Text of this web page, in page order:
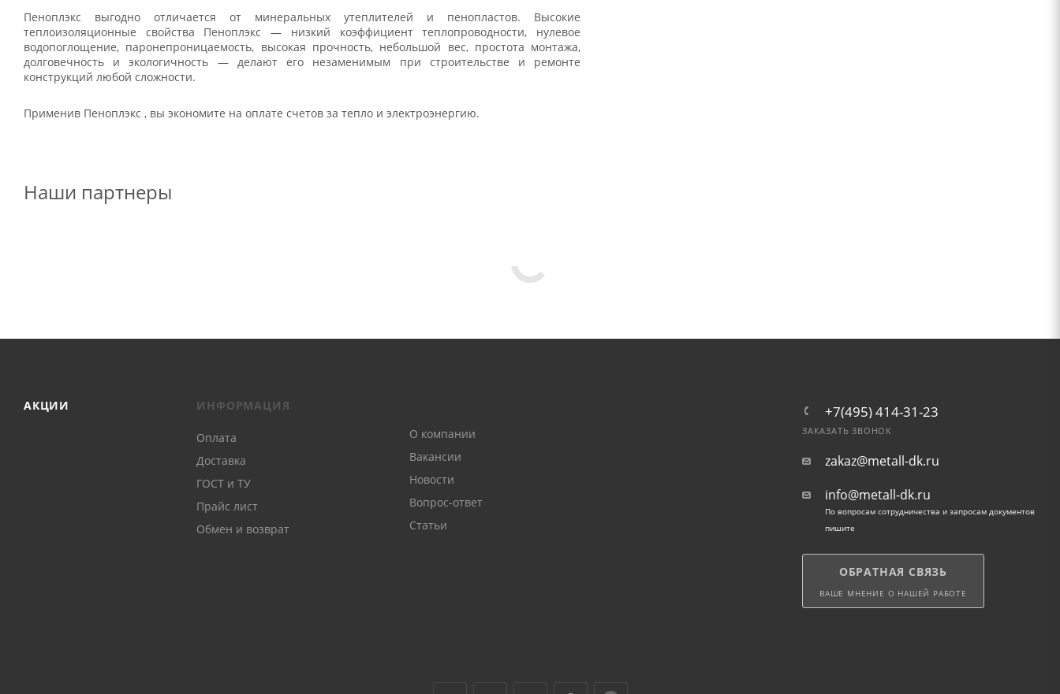
Пеноплэкс выгодно отличается от минеральных утеплителей и пенопластов. Высокие
теплоизоляционные свойства Пеноплэкс — низкий коэффициент теплопроводности, нулевое
водопоглощение, паронепроницаемость, высокая прочность, небольшой вес, простота монтажа,
долговечность и экологичность — делают его незаменимым при строительстве и ремонте
конструкций любой сложности.
Применив Пеноплэкс , вы экономите на оплате счетов за тепло и электроэнергию.
Наши партнеры
АКЦИИ ИНФОРМАЦИЯ
Оплата
Доставка
ГОСТ и ТУ
Прайс лист
Обмен и возврат
О компании
Вакансии
Новости
Вопрос-ответ
Статьи
+7(495) 414-31-23
ЗАКАЗАТЬ ЗВОНОК
zakaz@metall-dk.ru
info@metall-dk.ru
По вопросам сотрудничества и запросам документов
пишите
ОБРАТНАЯ СВЯЗЬ
ВАШЕ МНЕНИЕ О НАШЕЙ РАБОТЕ